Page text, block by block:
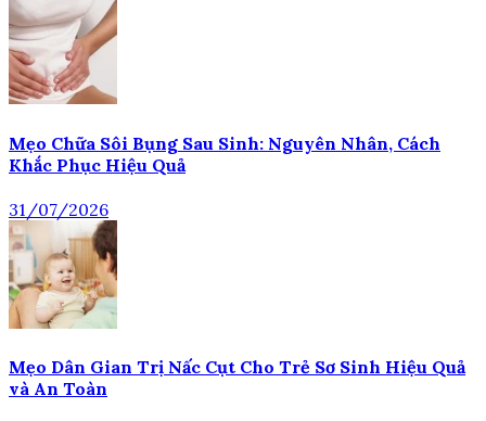
Mẹo Chữa Sôi Bụng Sau Sinh: Nguyên Nhân, Cách
Khắc Phục Hiệu Quả
31/07/2026
Mẹo Dân Gian Trị Nấc Cụt Cho Trẻ Sơ Sinh Hiệu Quả
và An Toàn